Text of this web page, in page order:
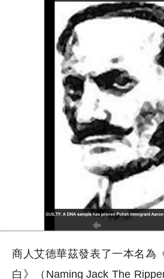
商人艾德華茲發表了一本名為
白》（Naming Jack The